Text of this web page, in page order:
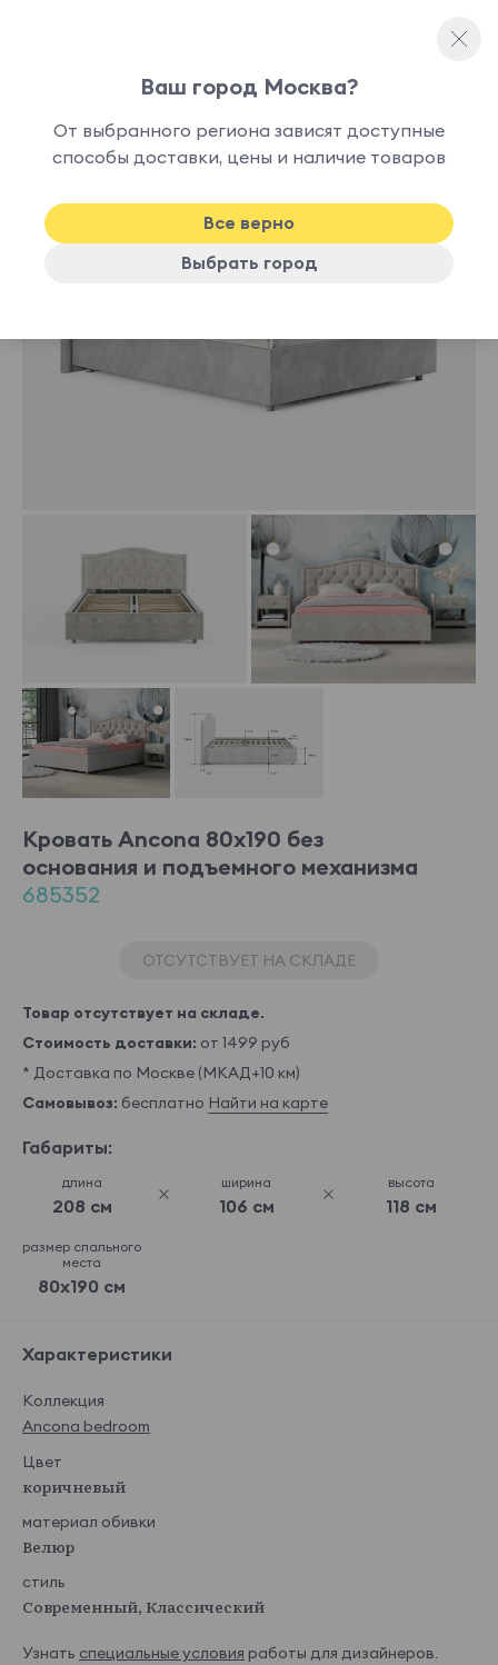
наличии
Кровать Ancona 80x190 без
основания и подъемного механизма
685352
ОТСУТСТВУЕТ НА СКЛАДЕ
Товар отсутствует на складе.
Стоимость доставки: от 1499 руб
* Доставка по Москве (МКАД+10 км)
Самовывоз: бесплатно Найти на карте
Габариты:
длина
208 см
ширина
106 см
высота
118 см
размер спального
места
80x190 см
Характеристики
Коллекция
Ancona bedroom
Цвет
коричневый
материал обивки
Велюр
стиль
Современный, Классический
Узнать специальные условия работы для дизайнеров.
Ваш город Москва?
От выбранного региона зависят доступные
способы доставки, цены и наличие товаров
Все верно
Выбрать город